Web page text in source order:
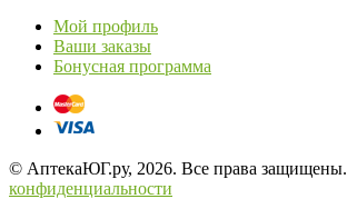
Мой профиль
Ваши заказы
Бонусная программа
© АптекаЮГ.ру, 2026. Все права защищены.
конфиденциальности